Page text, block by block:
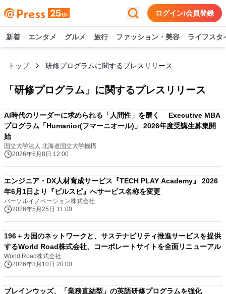
ログイン/会員登録
新着 エンタメ グルメ 旅行 ファッション・美容 ライフスタ
トップ 研修プログラムに関するプレスリリース
「 研修プログラム 」に関するプレスリリース
AI時代のリーダーに求められる「人間性」を磨く Executive MBA
プログラム「Humanior(フマーニオール)」 2026年度受講生募集開
始
国立大学法人 北海道国立大学機構
2026年6月8日 12:00
エンジニア・DX人材育成サービス『TECH PLAY Academy』 2026
年6月1日より『ビルスピ』へサービス名称を変更
パーソルイノベーション株式会社
2026年5月25日 11:00
196＋カ国のネットワークと、サステナビリティ推進サービスを提供
するWorld Road株式会社、コーポレートサイトを全面リニューアル
World Road株式会社
2026年3月10日 20:00
ブレインウッズ、「業務直結型」の英語研修プログラムを強化